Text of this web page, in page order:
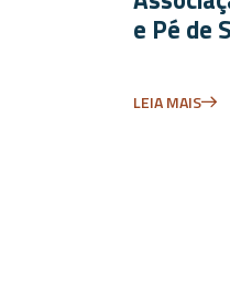
e Pé de
LEIA MAIS